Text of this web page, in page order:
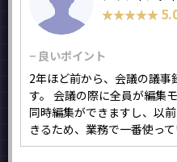
★★★★★
★★★★★
− 良いポイント
2年ほど前から、会議の議事
す。 会議の際に全員が編集
同時編集ができますし、以
きるため、業務で一番使っ